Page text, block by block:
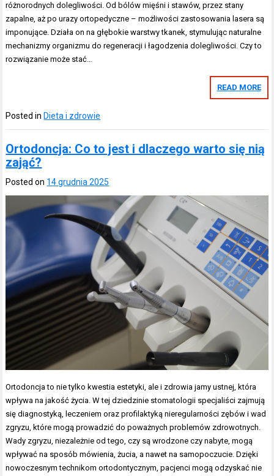
różnorodnych dolegliwości. Od bólów mięśni i stawów, przez stany
zapalne, aż po urazy ortopedyczne – możliwości zastosowania lasera są
imponujące. Działa on na głębokie warstwy tkanek, stymulując naturalne
mechanizmy organizmu do regeneracji i łagodzenia dolegliwości. Czy to
rozwiązanie może stać…
READ MORE
Posted in Dieta i zdrowie
Ortodoncja: Co to jest i dlaczego warto się nią
zająć?
Posted on 14 grudnia 2025
Ortodoncja to nie tylko kwestia estetyki, ale i zdrowia jamy ustnej, która
wpływa na jakość życia. W tej dziedzinie stomatologii specjaliści zajmują
się diagnostyką, leczeniem oraz profilaktyką nieregularności zębów i wad
zgryzu, które mogą prowadzić do poważnych problemów zdrowotnych.
Wady zgryzu, niezależnie od tego, czy są wrodzone czy nabyte, mogą
wpływać na sposób mówienia, żucia, a nawet na samopoczucie. Dzięki
nowoczesnym technikom ortodontycznym, pacjenci mogą odzyskać nie